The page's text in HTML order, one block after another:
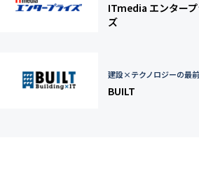
ITmedia エンター
ズ
建設×テクノロジーの最
BUILT